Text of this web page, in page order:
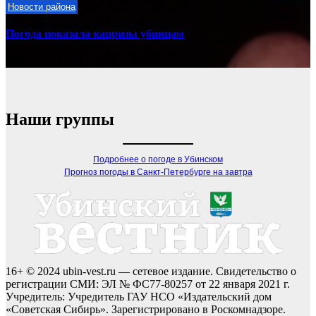
Новости района
Погода показала капризы убинцам
Наши группы
Подробнее о погоде в Убинском
Прогноз погоды в Санкт-Петербурге на завтра
16+ © 2024 ubin-vest.ru — сетевое издание. Свидетельство о
регистрации СМИ: ЭЛ № ФС77-80257 от 22 января 2021 г.
Учредитель: Учредитель ГАУ НСО «Издательский дом
«Советская Сибирь». Зарегистрировано в Роскомнадзоре.